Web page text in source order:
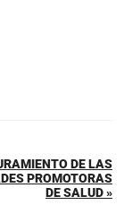
DE LAS
PROMOTORAS
DE SALUD »